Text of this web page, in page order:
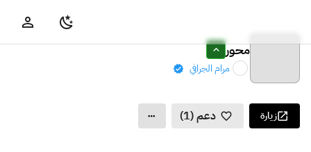
محور
مرام الجرافي
زيارة دعم (1)